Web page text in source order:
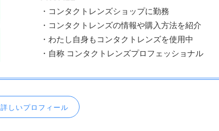
・コンタクトレンズショップに勤務
・コンタクトレンズの情報や購入方法を紹介
・わたし自身もコンタクトレンズを使用中
・自称 コンタクトレンズプロフェッショナル
詳しいプロフィール